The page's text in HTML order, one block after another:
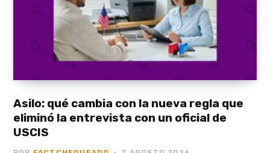
Asilo: qué cambia con la nueva regla que
eliminó la entrevista con un oficial de
USCIS